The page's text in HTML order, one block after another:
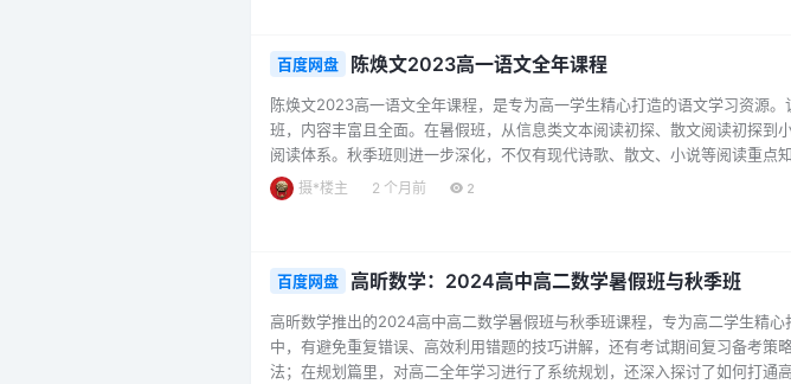
百度网盘 陈焕文2023高一语文全年课程
陈焕文2023高一语文全年课程，是专为高一学生精心打造的语文学习资源
班，内容丰富且全面。在暑假班，从信息类文本阅读初探、散文阅读初探到
阅读体系。秋季班则进一步深化，不仅有现代诗歌、散文、小说等阅读重点
练，助力学生提升写作能力。寒假班聚焦于现代文阅读和古代诗文阅读的解
班则围绕作文专题特训与实战讲评，以及古代诗歌、文言文、现代文阅读的
摄*楼主 2 个月前 2
百度网盘 高昕数学：2024高中高二数学暑假班与秋季班
高昕数学推出的2024高中高二数学暑假班与秋季班课程，专为高二学生精
中，有避免重复错误、高效利用错题的技巧讲解，还有考试期间复习备考策
法；在规划篇里，对高二全年学习进行了系统规划，还深入探讨了如何打通